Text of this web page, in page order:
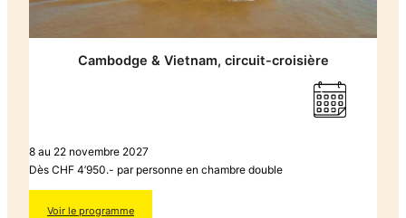
Cambodge & Vietnam, circuit-croisière
8 au 22 novembre 2027
Dès CHF 4’950.- par personne en chambre double
Voir le programme